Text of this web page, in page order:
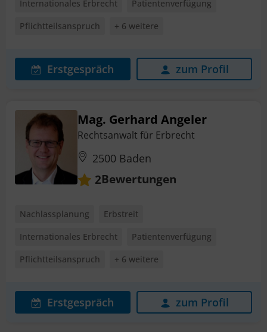
Internationales Erbrecht
Patientenverfügung
Pflichtteilsanspruch
+ 6 weitere
Erstgespräch zum Profil
Mag. Gerhard Angeler
Rechtsanwalt für Erbrecht
2500 Baden
2Bewertungen
Nachlassplanung
Erbstreit
Internationales Erbrecht
Patientenverfügung
Pflichtteilsanspruch
+ 6 weitere
Erstgespräch zum Profil